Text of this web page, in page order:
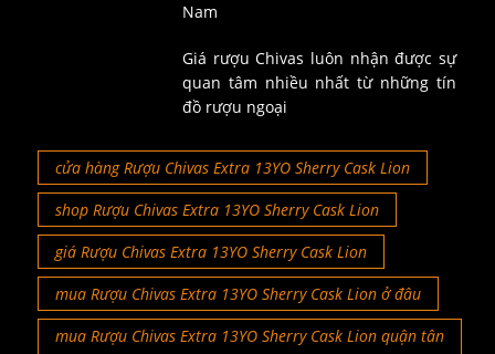
Nam
Giá rượu Chivas luôn nhận được sự
quan tâm nhiều nhất từ những tín
đồ rượu ngoại
cửa hàng Rượu Chivas Extra 13YO Sherry Cask Lion
shop Rượu Chivas Extra 13YO Sherry Cask Lion
giá Rượu Chivas Extra 13YO Sherry Cask Lion
mua Rượu Chivas Extra 13YO Sherry Cask Lion ở đâu
mua Rượu Chivas Extra 13YO Sherry Cask Lion quận tân